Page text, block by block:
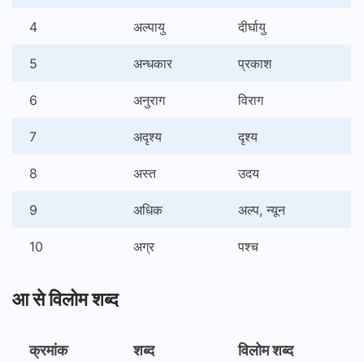
4 अल्पायु दीर्घायु
5 अन्धकार प्रकाश
6 अनुराग विराग
7 अदृश्य दृश्य
8 अस्त उदय
9 अधिक अल्प, न्यून
10 अग्र पश्च
आ से विलोम शब्द
क्रमांक शब्द विलोम शब्द